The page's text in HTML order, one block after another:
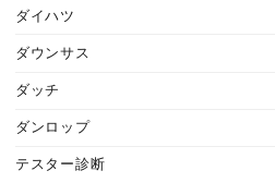
ダイハツ
ダウンサス
ダッチ
ダンロップ
テスター診断